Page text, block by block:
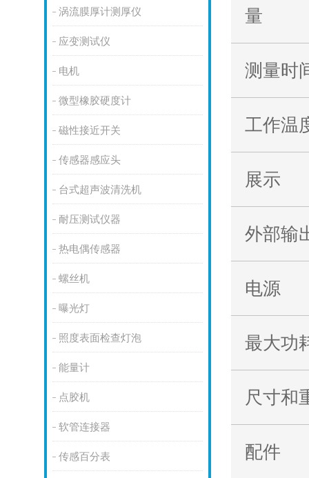
涡流膜厚计测厚仪
应变测试仪
电机
微型橡胶硬度计
磁性接近开关
传感器感应头
台式超声波清洗机
耐压测试仪器
热电偶传感器
螺丝机
曝光灯
照度表面检查灯泡
能量计
点胶机
软管连接器
传感百分表
量
测量时
工作温
展示
外部输
电源
最大功
尺寸和
配件